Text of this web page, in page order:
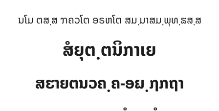
ນໂມ ຕສ຺ສ ຠຄວໂຕ ອຣຫໂຕ ສມ຺ມາສມ຺ພຸທ຺ຘສ຺ສ
ສໍຍຸຕ຺ຕນິກາເຍ
ສຬາຍຕນວຄ຺ຄ-ອຏ຺ຐກຖາ